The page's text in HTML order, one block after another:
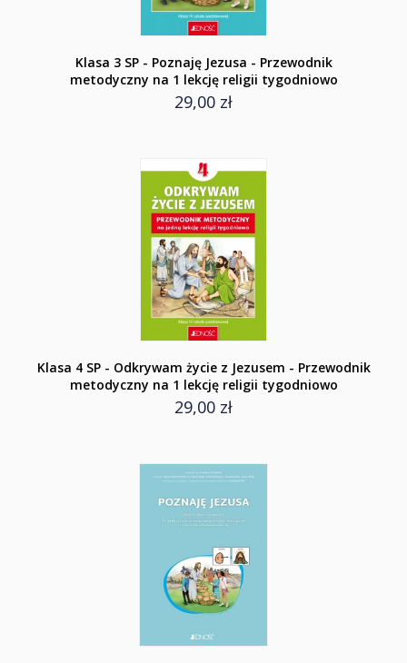
Klasa 3 SP - Poznaję Jezusa - Przewodnik
metodyczny na 1 lekcję religii tygodniowo
29,00 zł
Klasa 4 SP - Odkrywam życie z Jezusem - Przewodnik
metodyczny na 1 lekcję religii tygodniowo
29,00 zł